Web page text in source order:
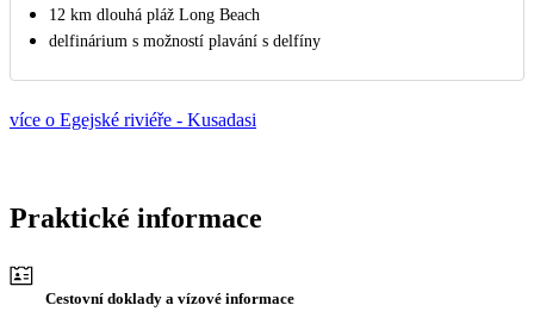
12 km dlouhá pláž Long Beach
delfinárium s možností plavání s delfíny
více o Egejské riviéře - Kusadasi
Praktické informace
Cestovní doklady a vízové informace